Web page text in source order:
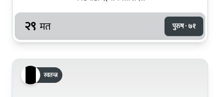
२९ मत पुरुष · ७१
स्वतन्त्र